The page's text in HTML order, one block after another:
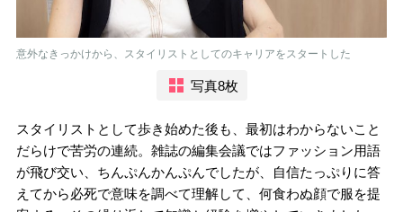
意外なきっかけから、スタイリストとしてのキャリアをスタートした
写真8枚
スタイリストとして歩き始めた後も、最初はわからないこと
だらけで苦労の連続。雑誌の編集会議ではファッション用語
が飛び交い、ちんぷんかんぷんでしたが、自信たっぷりに答
えてから必死で意味を調べて理解して、何食わぬ顔で服を提